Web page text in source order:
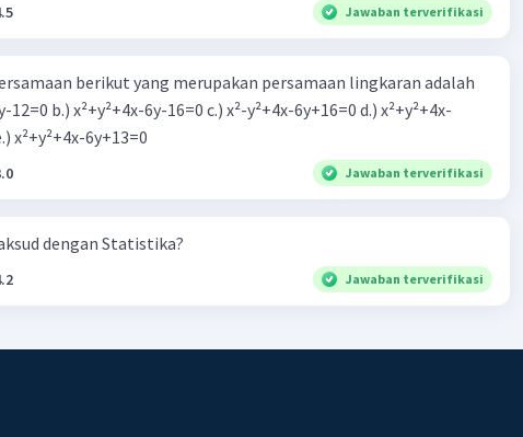
Jawaban terverifikasi
berikut yang merupakan persamaan lingkaran adalah
12=0 b.) x²+y²+4x-6y-16=0 c.) x²-y²+4x-6y+16=0 d.) x²+y²+4x-
12=0 e.) x²+y²+4x-6y+13=0
Jawaban terverifikasi
dengan Statistika?
Jawaban terverifikasi